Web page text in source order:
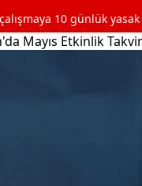
günlük yasak
Mayıs Etkinlik